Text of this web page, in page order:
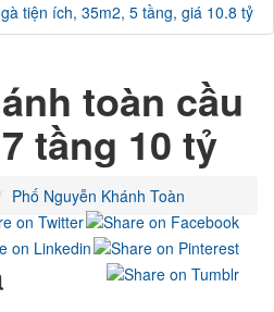
tiện ích, 35m2, 5 tầng, giá 10.8 tỷ
toàn cầu
tầng 10 tỷ
Phố Nguyễn Khánh Toàn